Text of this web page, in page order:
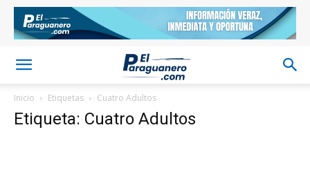
Inicio Etiquetas Cuatro Adultos
Etiqueta: Cuatro Adultos